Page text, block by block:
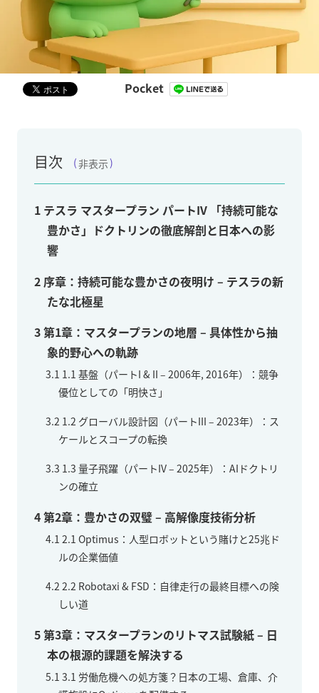
Pocket
目次 非表示
1 テスラ マスタープラン パートIV 「持続可能な
豊かさ」ドクトリンの徹底解剖と日本への影
響
2 序章：持続可能な豊かさの夜明け – テスラの新
たな北極星
3第1章：マスタープランの地層 – 具体性から抽
象的野心への軌跡
3.1 1.1 基盤（パートI & II – 2006年, 2016年）：競争
優位としての「明快さ」
3.2 1.2 グローバル設計図（パートIII – 2023年）：ス
ケールとスコープの転換
3.3 1.3 量子飛躍（パートIV – 2025年）：AIドクトリ
ンの確立
4第2章：豊かさの双璧 – 高解像度技術分析
4.1 2.1 Optimus：人型ロボットという賭けと25兆ド
ルの企業価値
4.2 2.2 Robotaxi & FSD：自律走行の最終目標への険
しい道
5第3章：マスタープランのリトマス試験紙 – 日
本の根源的課題を解決する
5.1 3.1 労働危機への処方箋？日本の工場、倉庫、介